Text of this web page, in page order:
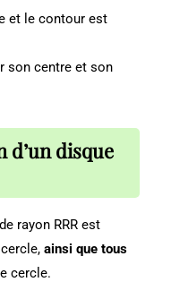
et le contour est
son centre et son
d’un disque
rayon RRR est
ainsi que tous
cercle.